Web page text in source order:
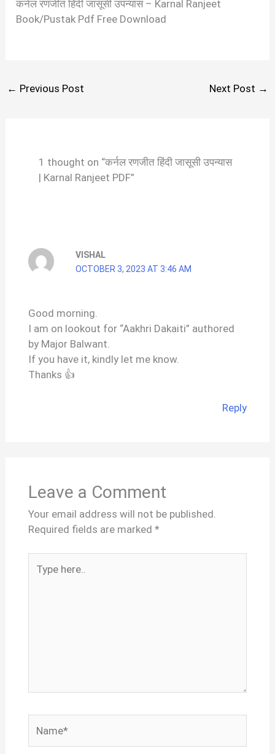
कर्नल रणजीत हिंदी जासूसी उपन्यास – Karnal Ranjeet
Book/Pustak Pdf Free Download
← Previous Post Next Post →
1 thought on “कर्नल रणजीत हिंदी जासूसी उपन्यास
| Karnal Ranjeet PDF”
VISHAL
OCTOBER 3, 2023 AT 3:46 AM
Good morning.
I am on lookout for “Aakhri Dakaiti” authored
by Major Balwant.
If you have it, kindly let me know.
Thanks 👍
Reply
Leave a Comment
Your email address will not be published.
Required fields are marked *
here..